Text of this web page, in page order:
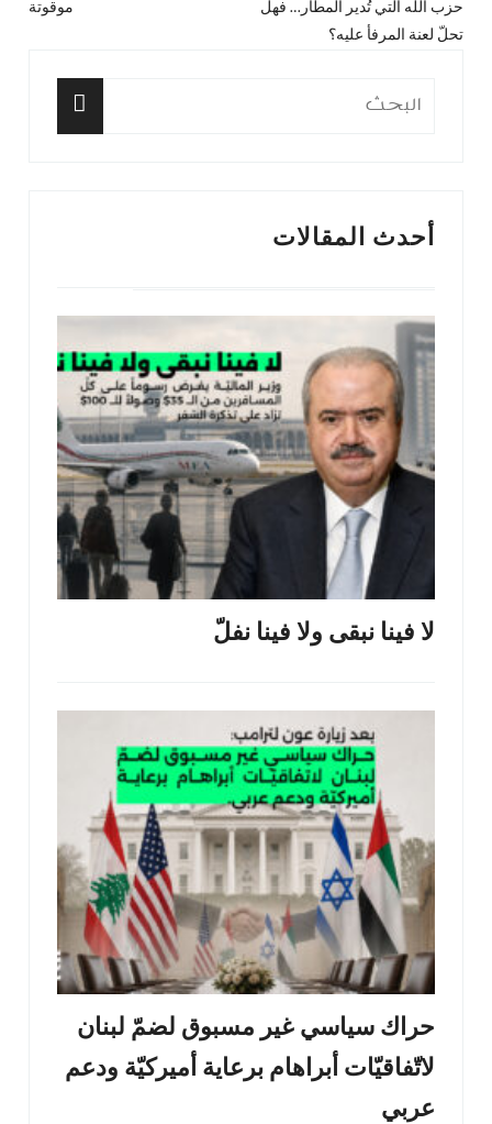
السابق:
حزب الله التي تُدير المطار… فهل
تحلّ لعنة المرفأ عليه؟
موقوتة
البحث
أحدث المقالات
لا فينا نبقى ولا فينا نفلّ
حراك سياسي غير مسبوق لضمّ لبنان
لاتّفاقيّات أبراهام برعاية أميركيّة ودعم
عربي